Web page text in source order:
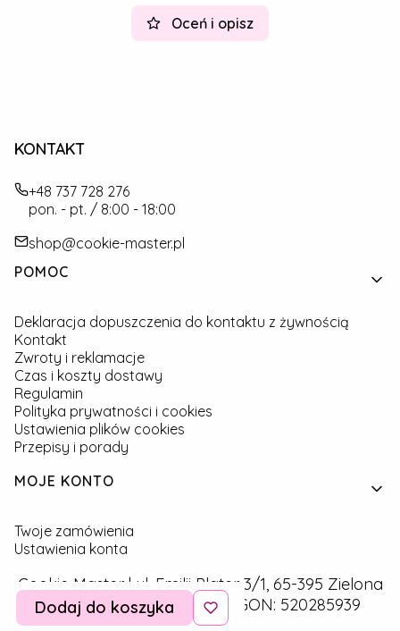
Oceń i opisz
KONTAKT
+48 737 728 276
pon. - pt. / 8:00 - 18:00
shop@cookie-master.pl
Linki w stopce
POMOC
Deklaracja dopuszczenia do kontaktu z żywnością
Kontakt
Zwroty i reklamacje
Czas i koszty dostawy
Regulamin
Polityka prywatności i cookies
Ustawienia plików cookies
Przepisy i porady
MOJE KONTO
Twoje zamówienia
Ustawienia konta
Cookie Master | ul. Emilii Plater 3/1, 65-395 Zielona
Góra | NIP: 9291757160 | REGON: 520285939
Dodaj do koszyka